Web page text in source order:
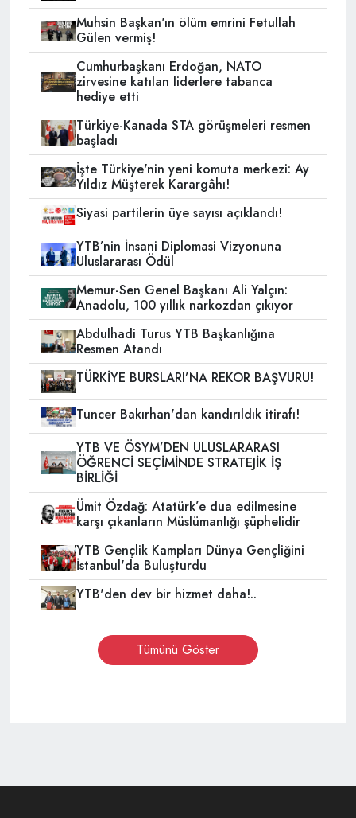
Muhsin Başkan'ın ölüm emrini Fetullah
Gülen vermiş!
Cumhurbaşkanı Erdoğan, NATO
zirvesine katılan liderlere tabanca
hediye etti
Türkiye-Kanada STA görüşmeleri resmen
başladı
İşte Türkiye'nin yeni komuta merkezi: Ay
Yıldız Müşterek Karargâhı!
Siyasi partilerin üye sayısı açıklandı!
YTB’nin İnsani Diplomasi Vizyonuna
Uluslararası Ödül
Memur-Sen Genel Başkanı Ali Yalçın:
Anadolu, 100 yıllık narkozdan çıkıyor
Abdulhadi Turus YTB Başkanlığına
Resmen Atandı
TÜRKİYE BURSLARI’NA REKOR BAŞVURU!
Tuncer Bakırhan'dan kandırıldık itirafı!
YTB VE ÖSYM’DEN ULUSLARARASI
ÖĞRENCİ SEÇİMİNDE STRATEJİK İŞ
BİRLİĞİ
Ümit Özdağ: Atatürk’e dua edilmesine
karşı çıkanların Müslümanlığı şüphelidir
YTB Gençlik Kampları Dünya Gençliğini
İstanbul'da Buluşturdu
YTB'den dev bir hizmet daha!..
Tümünü Göster